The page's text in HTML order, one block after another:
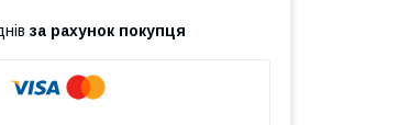
за рахунок покупця